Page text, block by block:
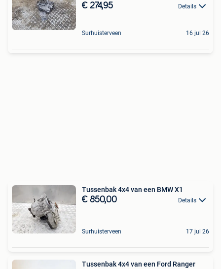
€ 274,95 Details
Surhuisterveen 16 jul 26
Tussenbak 4x4 van een BMW X1
€ 850,00 Details
Surhuisterveen 17 jul 26
Tussenbak 4x4 van een Ford Ranger